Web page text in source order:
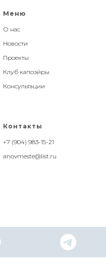
Меню
О нас
Новости
Проекты
Клуб капоэйры
Консультации
Контакты
+7 (904) 983-15-21
anovmeste@list.ru